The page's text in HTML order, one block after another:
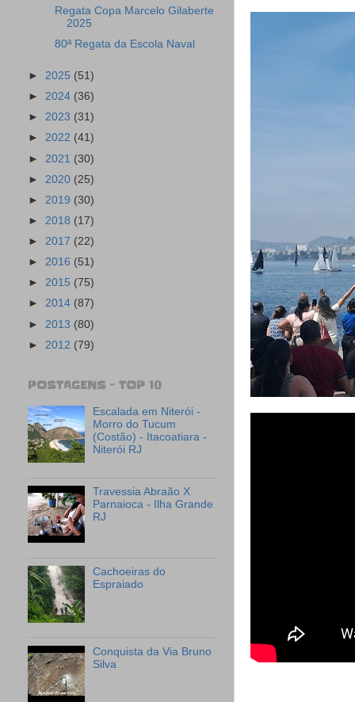
Regata Copa Marcelo Gilaberte
2025
80ª Regata da Escola Naval
► 2025 (51)
► 2024 (36)
► 2023 (31)
► 2022 (41)
► 2021 (30)
► 2020 (25)
► 2019 (30)
► 2018 (17)
► 2017 (22)
► 2016 (51)
► 2015 (75)
► 2014 (87)
► 2013 (80)
► 2012 (79)
POSTAGENS - TOP 10
Escalada em Niterói -
Morro do Tucum
(Costão) - Itacoatiara -
Niterói RJ
Travessia Abraão X
Parnaioca - Ilha Grande
RJ
Cachoeiras do
Espraiado
Conquista da Via Bruno
Silva